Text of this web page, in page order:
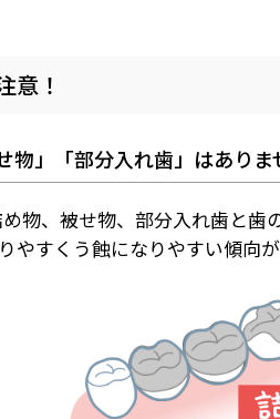
意！
物」「部分入れ歯」はありま
物、被せ物、部分入れ歯と歯
やすくう蝕になりやすい傾向が